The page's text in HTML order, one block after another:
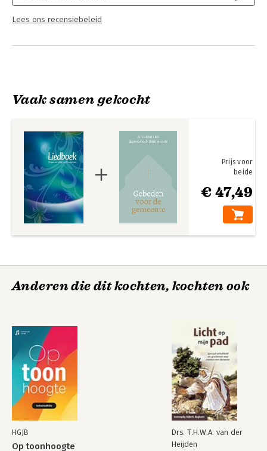
Lees ons recensiebeleid
Vaak samen gekocht
€ 47,49
Prijs voor
beide
Anderen die dit kochten, kochten ook
HGJB
Op toonhoogte
Drs. T.H.W.A. van der
Heijden